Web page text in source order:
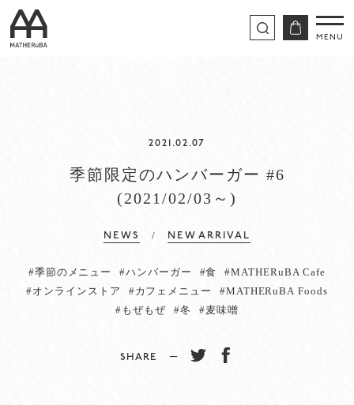
2021.02.07
季節限定のハンバーガー #6
(2021/02/03～)
NEWS / NEW ARRIVAL
#季節のメニュー #ハンバーガー #食
#MATHERuBA Cafe
#オンラインストア
#カフェメニュー
#MATHERuBA Foods
#もぜもぜ #冬 #麦味噌
SHARE −